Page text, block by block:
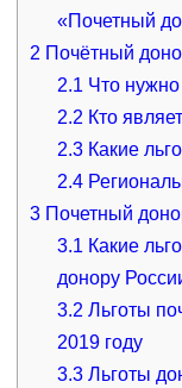
«Почетный
2 Почётный
2.1 Что нужно
2.2 Кто
2.3 Какие
2.4
3Почетный
3.1 Какие
донору
3.2 Льготы
2019 году
3.3 Льготы